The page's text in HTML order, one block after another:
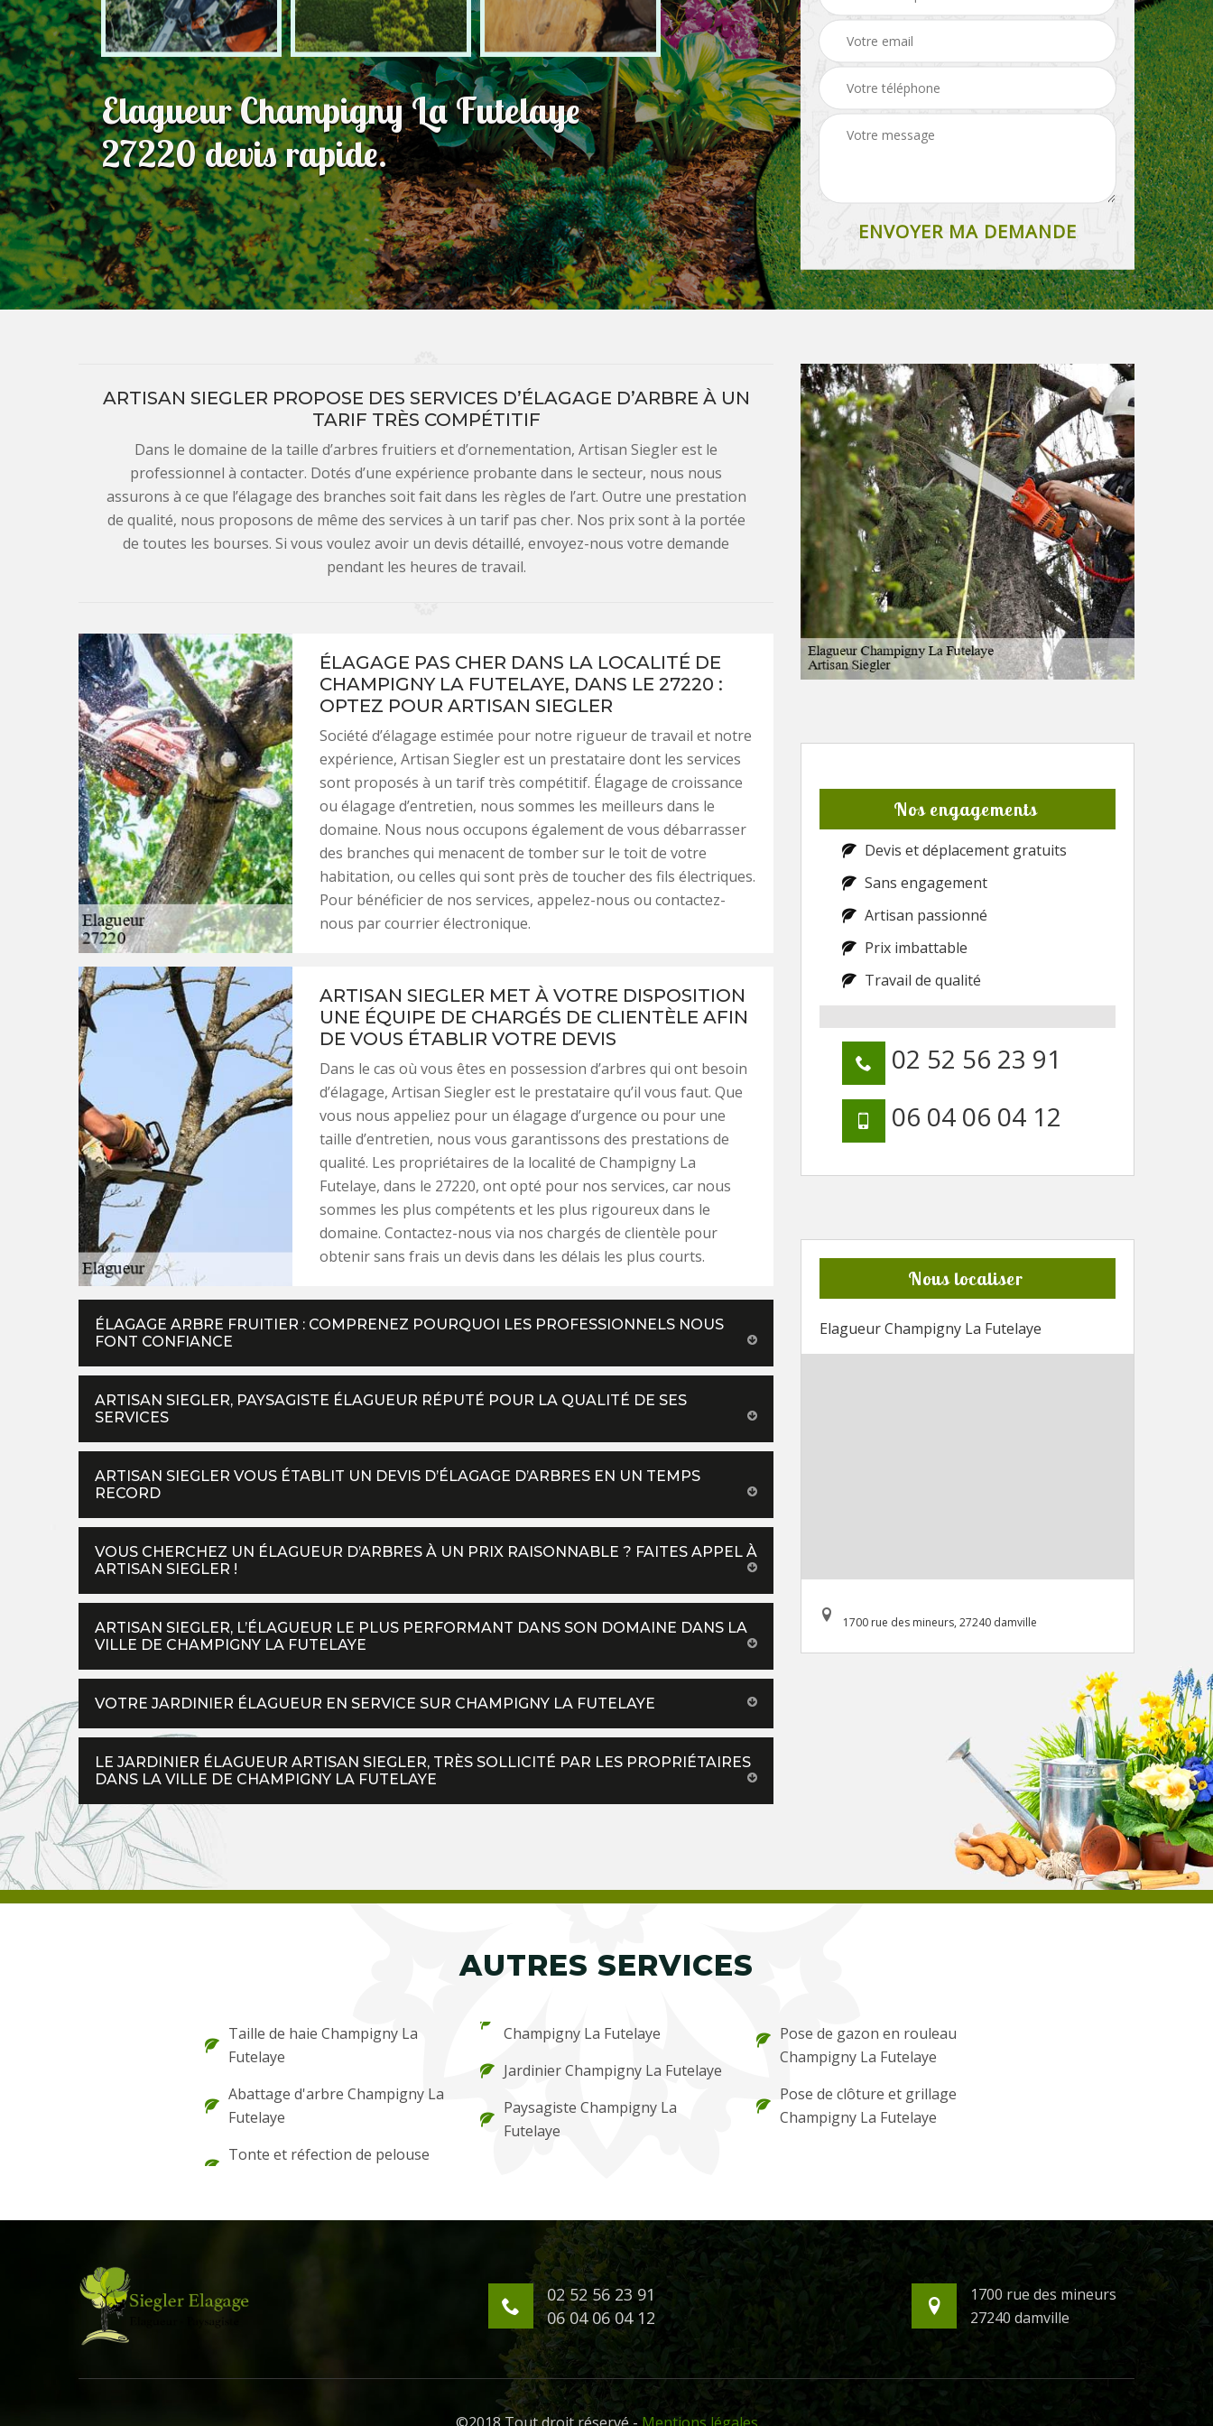
Elagueur Champigny La Futelaye
27220 devis rapide.
ARTISAN SIEGLER PROPOSE DES SERVICES D’ÉLAGAGE D’ARBRE À UN
TARIF TRÈS COMPÉTITIF
Dans le domaine de la taille d’arbres fruitiers et d’ornementation, Artisan Siegler est le
professionnel à contacter. Dotés d’une expérience probante dans le secteur, nous nous
assurons à ce que l’élagage des branches soit fait dans les règles de l’art. Outre une prestation
de qualité, nous proposons de même des services à un tarif pas cher. Nos prix sont à la portée
de toutes les bourses. Si vous voulez avoir un devis détaillé, envoyez-nous votre demande
pendant les heures de travail.
ÉLAGAGE PAS CHER DANS LA LOCALITÉ DE
CHAMPIGNY LA FUTELAYE, DANS LE 27220 :
OPTEZ POUR ARTISAN SIEGLER
Société d’élagage estimée pour notre rigueur de travail et notre
expérience, Artisan Siegler est un prestataire dont les services
sont proposés à un tarif très compétitif. Élagage de croissance
ou élagage d’entretien, nous sommes les meilleurs dans le
domaine. Nous nous occupons également de vous débarrasser
des branches qui menacent de tomber sur le toit de votre
habitation, ou celles qui sont près de toucher des fils électriques.
Pour bénéficier de nos services, appelez-nous ou contactez-
nous par courrier électronique.
ARTISAN SIEGLER MET À VOTRE DISPOSITION
UNE ÉQUIPE DE CHARGÉS DE CLIENTÈLE AFIN
DE VOUS ÉTABLIR VOTRE DEVIS
Dans le cas où vous êtes en possession d’arbres qui ont besoin
d’élagage, Artisan Siegler est le prestataire qu’il vous faut. Que
vous nous appeliez pour un élagage d’urgence ou pour une
taille d’entretien, nous vous garantissons des prestations de
qualité. Les propriétaires de la localité de Champigny La
Futelaye, dans le 27220, ont opté pour nos services, car nous
sommes les plus compétents et les plus rigoureux dans le
domaine. Contactez-nous via nos chargés de clientèle pour
obtenir sans frais un devis dans les délais les plus courts.
ÉLAGAGE ARBRE FRUITIER : COMPRENEZ POURQUOI LES PROFESSIONNELS NOUS
FONT CONFIANCE
ARTISAN SIEGLER, PAYSAGISTE ÉLAGUEUR RÉPUTÉ POUR LA QUALITÉ DE SES
SERVICES
ARTISAN SIEGLER VOUS ÉTABLIT UN DEVIS D’ÉLAGAGE D’ARBRES EN UN TEMPS
RECORD
VOUS CHERCHEZ UN ÉLAGUEUR D’ARBRES À UN PRIX RAISONNABLE ? FAITES APPEL À
ARTISAN SIEGLER !
ARTISAN SIEGLER, L’ÉLAGUEUR LE PLUS PERFORMANT DANS SON DOMAINE DANS LA
VILLE DE CHAMPIGNY LA FUTELAYE
VOTRE JARDINIER ÉLAGUEUR EN SERVICE SUR CHAMPIGNY LA FUTELAYE
LE JARDINIER ÉLAGUEUR ARTISAN SIEGLER, TRÈS SOLLICITÉ PAR LES PROPRIÉTAIRES
DANS LA VILLE DE CHAMPIGNY LA FUTELAYE
Nos engagements
Devis et déplacement gratuits
Sans engagement
Artisan passionné
Prix imbattable
Travail de qualité
02 52 56 23 91
06 04 06 04 12
Nous localiser
Elagueur Champigny La Futelaye
1700 rue des mineurs, 27240 damville
AUTRES SERVICES
Taille de haie Champigny La
Futelaye
Abattage d'arbre Champigny La
Futelaye
Tonte et réfection de pelouse
Champigny La Futelaye
Jardinier Champigny La Futelaye
Paysagiste Champigny La
Futelaye
Pose de gazon en rouleau
Champigny La Futelaye
Pose de clôture et grillage
Champigny La Futelaye
02 52 56 23 91
06 04 06 04 12
1700 rue des mineurs
27240 damville